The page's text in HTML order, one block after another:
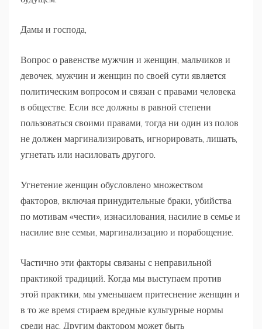
Дамы и господа,
Вопрос о равенстве мужчин и женщин, мальчиков и
девочек, мужчин и женщин по своей сути является
политическим вопросом и связан с правами человека
в обществе. Если все должны в равной степени
пользоваться своими правами, тогда ни один из полов
не должен маргинализировать, игнорировать, лишать,
угнетать или насиловать другого.
Угнетение женщин обусловлено множеством
факторов, включая принудительные браки, убийства
по мотивам «чести», изнасилования, насилие в семье и
насилие вне семьи, маргинализацию и порабощение.
Частично эти факторы связаны с неправильной
практикой традиций. Когда мы выступаем против
этой практики, мы уменьшаем притеснение женщин и
в то же время стираем вредные культурные нормы
среди нас. Другим фактором может быть